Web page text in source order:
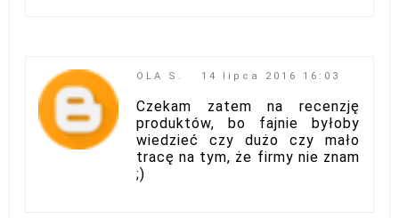
OLA S. 14 lipca 2016 16:03
Czekam zatem na recenzję
produktów, bo fajnie byłoby
wiedzieć czy dużo czy mało
tracę na tym, że firmy nie znam
;)